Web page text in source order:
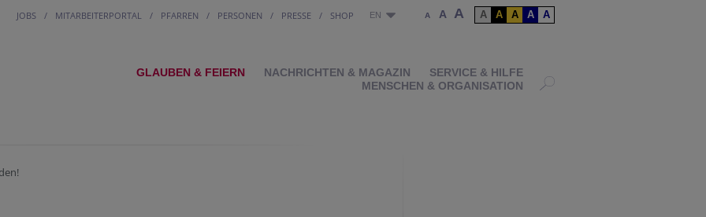
JOBS MITARBEITERPORTAL PFARREN PERSONEN PRESSE SHOP EN A A A A A A A A
GLAUBEN & FEIERN NACHRICHTEN & MAGAZIN
SERVICE & HILFE
MENSCHEN & ORGANISATION